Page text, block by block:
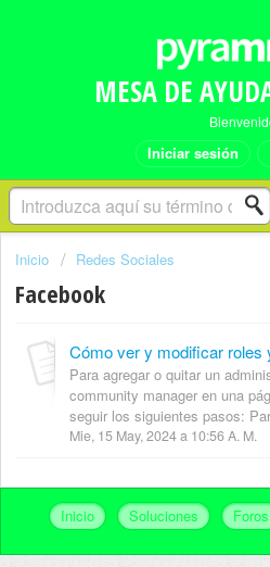
Iniciar sesión
Inicio Redes Sociales
Facebook
Para agregar o quitar un
community manager en una
seguir los siguientes pasos:
Mie, 15 May, 2024 a 10:56 A. M.
Inicio Soluciones Foros